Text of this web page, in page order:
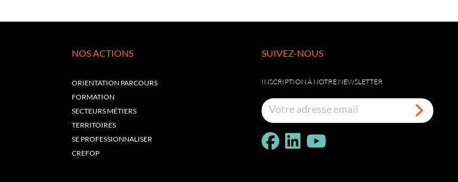
NOS ACTIONS
ORIENTATION PARCOURS
FORMATION
SECTEURS MÉTIERS
TERRITOIRES
SE PROFESSIONNALISER
CREFOP
SUIVEZ-NOUS
INSCRIPTION À NOTRE NEWSLETTER